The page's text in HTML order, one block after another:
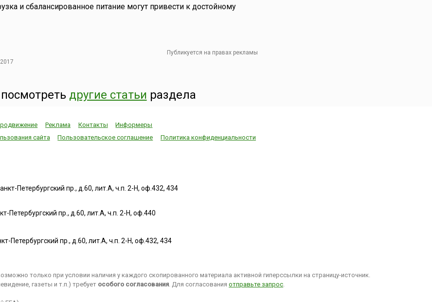
и сбалансированное питание могут привести к достойному
Публикуется на правах рекламы
другие статьи раздела
Реклама Контакты
Информеры
сайта
Пользовательское соглашение Политика конфиденциальности
Петербургский пр., д.60, лит.А, ч.п. 2-Н, оф.432, 434
Петербургский пр., д.60, лит.А, ч.п. 2-Н, оф.440
Петербургский пр., д.60, лит.А, ч.п. 2-Н, оф.432, 434
только при условии наличия у каждого скопированного материала активной гиперссылки на страницу-источник.
газеты и т.п.) требует особого согласования. Для согласованияотправьте запрос.